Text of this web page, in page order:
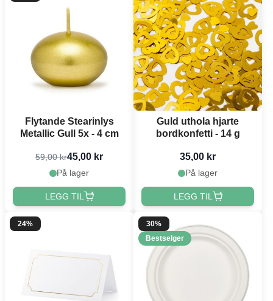
Flytande Stearinlys
Metallic Gull 5x - 4 cm
59,00 kr45,00 kr
På lager
LEGG TIL
Guld uthola hjarte
bordkonfetti - 14 g
35,00 kr
På lager
LEGG TIL
24%
30%
Bestselger